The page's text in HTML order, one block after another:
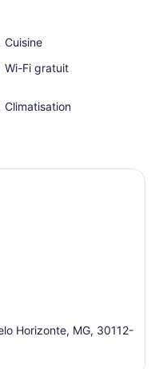
extérieure, parasols,
Cuisine
Wi-Fi gratuit
Climatisation
Horizonte, MG, 30112-